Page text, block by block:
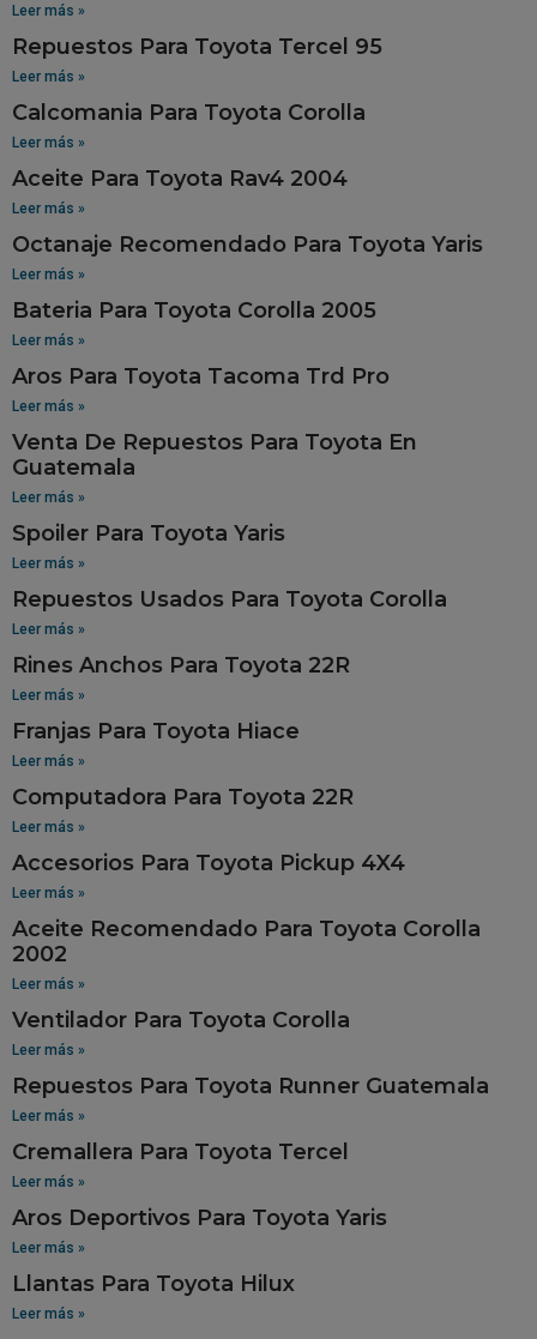
Leer más »
Repuestos Para Toyota Tercel 95
Leer más »
Calcomania Para Toyota Corolla
Leer más »
Aceite Para Toyota Rav4 2004
Leer más »
Octanaje Recomendado Para Toyota Yaris
Leer más »
Bateria Para Toyota Corolla 2005
Leer más »
Aros Para Toyota Tacoma Trd Pro
Leer más »
Venta De Repuestos Para Toyota En
Guatemala
Leer más »
Spoiler Para Toyota Yaris
Leer más »
Repuestos Usados Para Toyota Corolla
Leer más »
Rines Anchos Para Toyota 22R
Leer más »
Franjas Para Toyota Hiace
Leer más »
Computadora Para Toyota 22R
Leer más »
Accesorios Para Toyota Pickup 4X4
Leer más »
Aceite Recomendado Para Toyota Corolla
2002
Leer más »
Ventilador Para Toyota Corolla
Leer más »
Repuestos Para Toyota Runner Guatemala
Leer más »
Cremallera Para Toyota Tercel
Leer más »
Aros Deportivos Para Toyota Yaris
Leer más »
Llantas Para Toyota Hilux
Leer más »